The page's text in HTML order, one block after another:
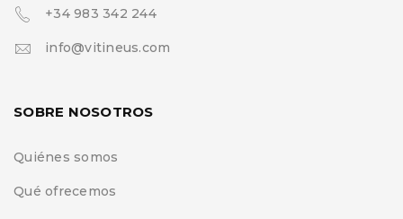
+34 983 342 244
info@vitineus.com
SOBRE NOSOTROS
Quiénes somos
Qué ofrecemos